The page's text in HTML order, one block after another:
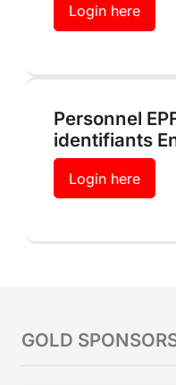
Login here
Personnel
identifiants
Login here
GOLD